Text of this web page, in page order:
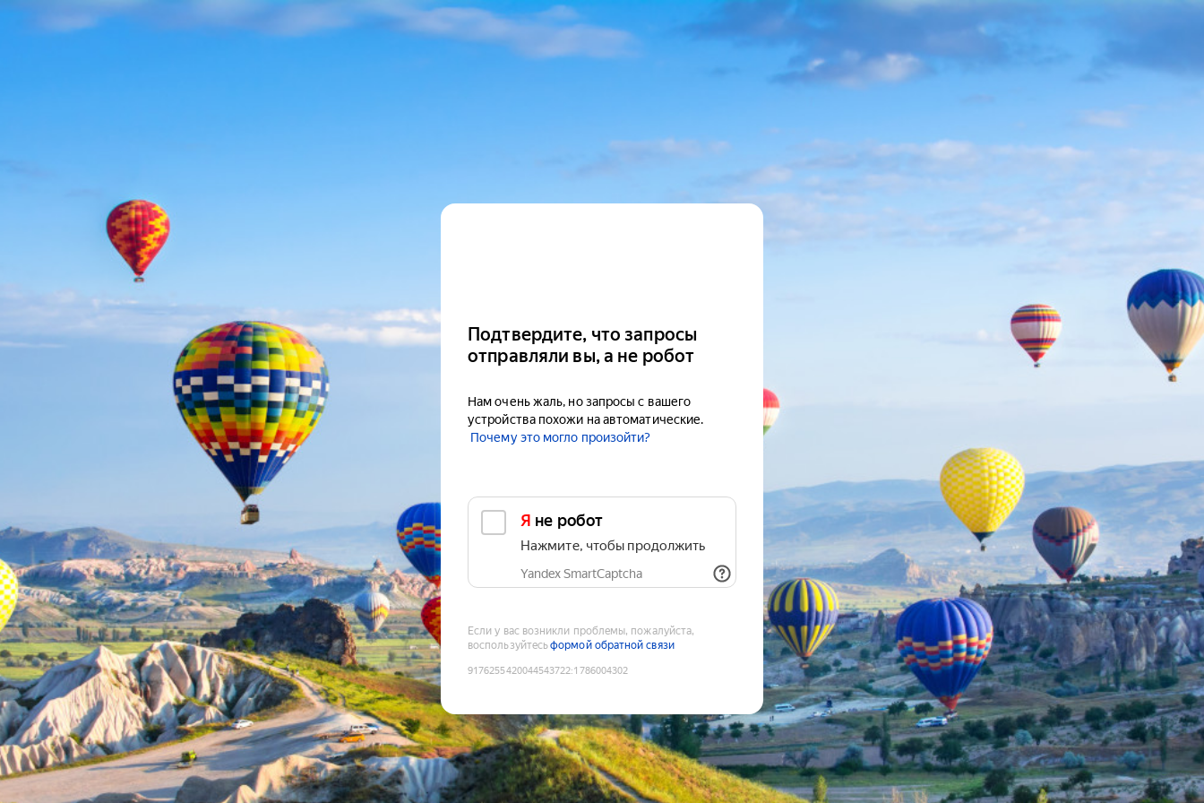
Подтвердите, что запросы
отправляли вы, а не робот
Нам очень жаль, но запросы с вашего
устройства похожи на автоматические.
Почему это могло произойти?
Я не робот
Нажмите, чтобы продолжить
Yandex SmartCaptcha
Если у вас возникли проблемы, пожалуйста,
воспользуйтесьформой обратной связи
9176255420044543722:1786004302